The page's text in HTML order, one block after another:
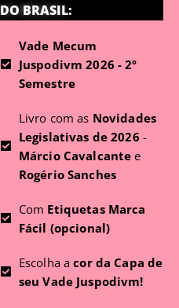
DO BRASIL:
Vade Mecum
Juspodivm 2026 - 2º
Semestre
Livro com as Novidades
Legislativas de 2026 -
Márcio Cavalcante e
Rogério Sanches
Com Etiquetas Marca
Fácil (opcional)
Escolha acor da Capa de
seu Vade Juspodivm!